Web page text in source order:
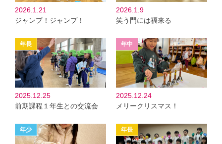
2026.1.21
ジャンプ！ジャンプ！
2026.1.9
笑う門には福来る
2025.12.25
前期課程１年生との交流会
2025.12.24
メリークリスマス！